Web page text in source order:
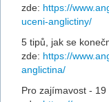
zde: https://
uceni-anglictiny/
5 tipů, jak se
zde: https://
anglictina/
Pro zajímavost -